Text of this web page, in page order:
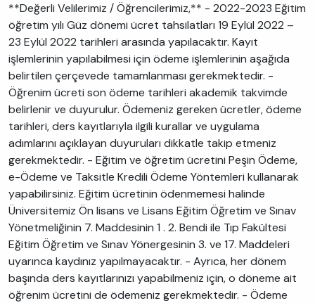
**Değerli Velilerimiz / Öğrencilerimiz,** - 2022-2023 Eğitim
öğretim yılı Güz dönemi ücret tahsilatları 19 Eylül 2022 –
23 Eylül 2022 tarihleri arasında yapılacaktır. Kayıt
işlemlerinin yapılabilmesi için ödeme işlemlerinin aşağıda
belirtilen çerçevede tamamlanması gerekmektedir. -
Öğrenim ücreti son ödeme tarihleri akademik takvimde
belirlenir ve duyurulur. Ödemeniz gereken ücretler, ödeme
tarihleri, ders kayıtlarıyla ilgili kurallar ve uygulama
adımlarını açıklayan duyuruları dikkatle takip etmeniz
gerekmektedir. - Eğitim ve öğretim ücretini Peşin Ödeme,
e-Ödeme ve Taksitle Kredili Ödeme Yöntemleri kullanarak
yapabilirsiniz. Eğitim ücretinin ödenmemesi halinde
Üniversitemiz Ön lisans ve Lisans Eğitim Öğretim ve Sınav
Yönetmeliğinin 7. Maddesinin 1 . 2. Bendi ile Tıp Fakültesi
Eğitim Öğretim ve Sınav Yönergesinin 3. ve 17. Maddeleri
uyarınca kaydınız yapılmayacaktır. - Ayrıca, her dönem
başında ders kayıtlarınızı yapabilmeniz için, o döneme ait
öğrenim ücretini de ödemeniz gerekmektedir. - Ödeme